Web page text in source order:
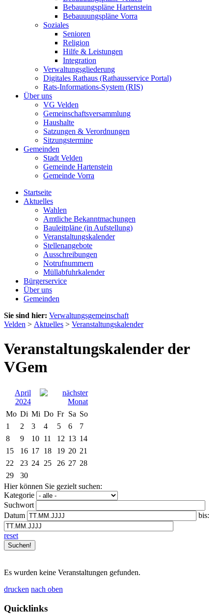
Bebauungspläne Hartenstein
Bebauuungspläne Vorra
Soziales
Senioren
Religion
Hilfe & Leistungen
Integration
Verwaltungsgliederung
Digitales Rathaus (Rathausservice Portal)
Rats-Informations-System (RIS)
Über uns
VG Velden
Gemeinschaftsversammlung
Haushalte
Satzungen & Verordnungen
Sitzungstermine
Gemeinden
Stadt Velden
Gemeinde Hartenstein
Gemeinde Vorra
Startseite
Aktuelles
Wahlen
Amtliche Bekanntmachungen
Bauleitpläne (in Aufstellung)
Veranstaltungskalender
Stellenangebote
Ausschreibungen
Notrufnummern
Müllabfuhrkalender
Bürgerservice
Über uns
Gemeinden
Sie sind hier: Verwaltungsgemeinschaft
Velden > Aktuelles > Veranstaltungskalender
Veranstaltungskalender der
VGem
April
2024
Mo Di Mi Do Fr Sa So
1
2 3 4 5 6
7
8
9 10 11 12 13 14
15
16 17 18 19 20 21
22
23 24 25 26 27 28
29
30
Hier können Sie gezielt suchen:
Kategorie
Suchwort
Datum
bis:
reset
Es wurden keine Veranstaltungen gefunden.
drucken nach oben
Quicklinks